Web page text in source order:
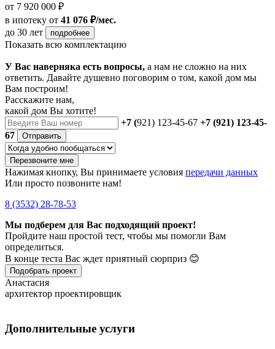
от 7 920 000 ₽
в ипотеку от 41 076 ₽/мес.
до 30 лет
подробнее
Показать всю комплектацию
У Вас наверняка есть вопросы, а нам не сложно на них
ответить. Давайте душевно поговорим о том, какой дом мы
Вам построим!
Расскажите нам,
какой дом Вы хотите!
+7 (921) 123-45-67 +7 (921) 123-45-
67
Отправить
Перезвоните мне
Нажимая кнопку, Вы принимаете условия передачи данных
Или просто позвоните нам!
8 (3532) 28-78-53
Мы подберем для Вас подходящий проект!
Пройдите наш простой тест, чтобы мы помогли Вам
определиться.
В конце теста Вас ждет приятный сюрприз 😊
Подобрать проект
Анастасия
архитектор проектировщик
Дополнительные услуги